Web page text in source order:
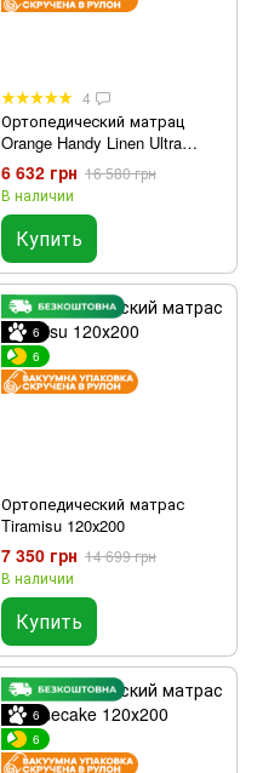
4
Ортопедический матрац
Orange Handy Linen Ultra
120х200 см
6 632 грн 16 580 грн
В наличии
Купить
6
6
Ортопедический матрас
Tiramisu 120х200
7 350 грн 14 699 грн
В наличии
Купить
6
6